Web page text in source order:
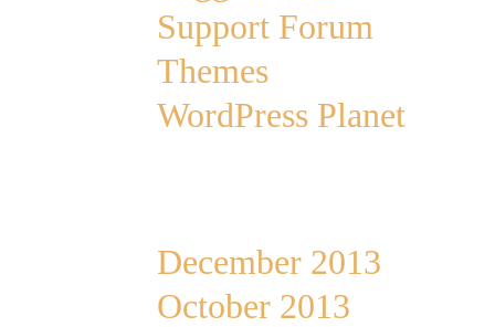
Support Forum
Themes
WordPress Planet
December 2013
October 2013